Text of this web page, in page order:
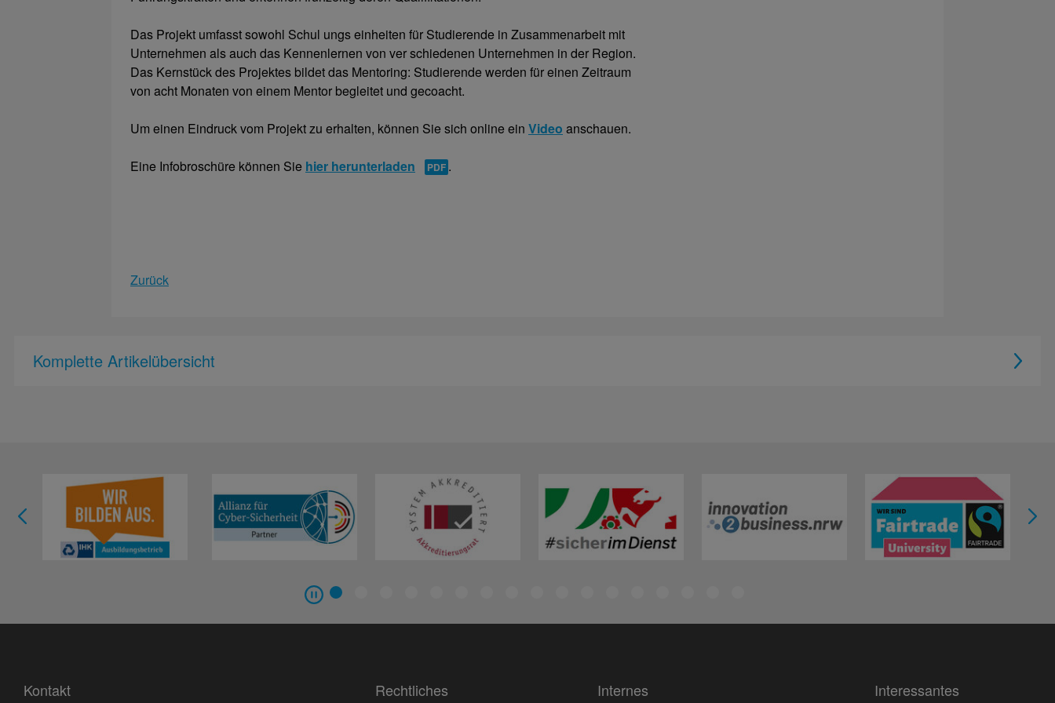
Das Projekt umfasst sowohl Schul ungs einheiten für Studierende in Zusammenarbeit mit
Unternehmen als auch das Kennenlernen von ver schiedenen Unternehmen in der Region.
Das Kernstück des Projektes bildet das Mentoring: Studierende werden für einen Zeitraum
von acht Monaten von einem Mentor begleitet und gecoacht.
Um einen Eindruck vom Projekt zu erhalten, können Sie sich online ein Video anschauen.
Eine Infobroschüre können Sie hier herunterladen .
Zurück
Komplette Artikelübersicht
Kontakt Rechtliches Internes Interessantes